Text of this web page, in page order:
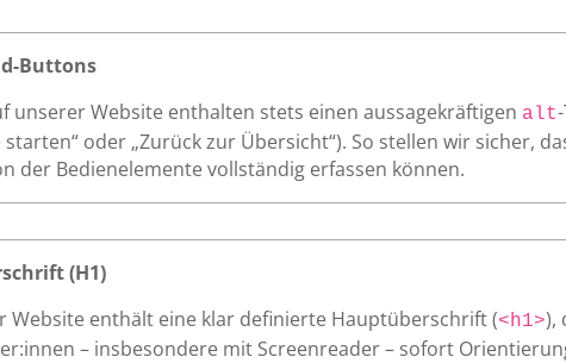
Buttons
unserer Website enthalten stets einen aussagekräftigen alt
starten“ oder „Zurück zur Übersicht“). So stellen wir sicher,
der Bedienelemente vollständig erfassen können.
(H1)
Website enthält eine klar definierte Hauptüberschrift (<h1>),
– insbesondere mit Screenreader – sofort